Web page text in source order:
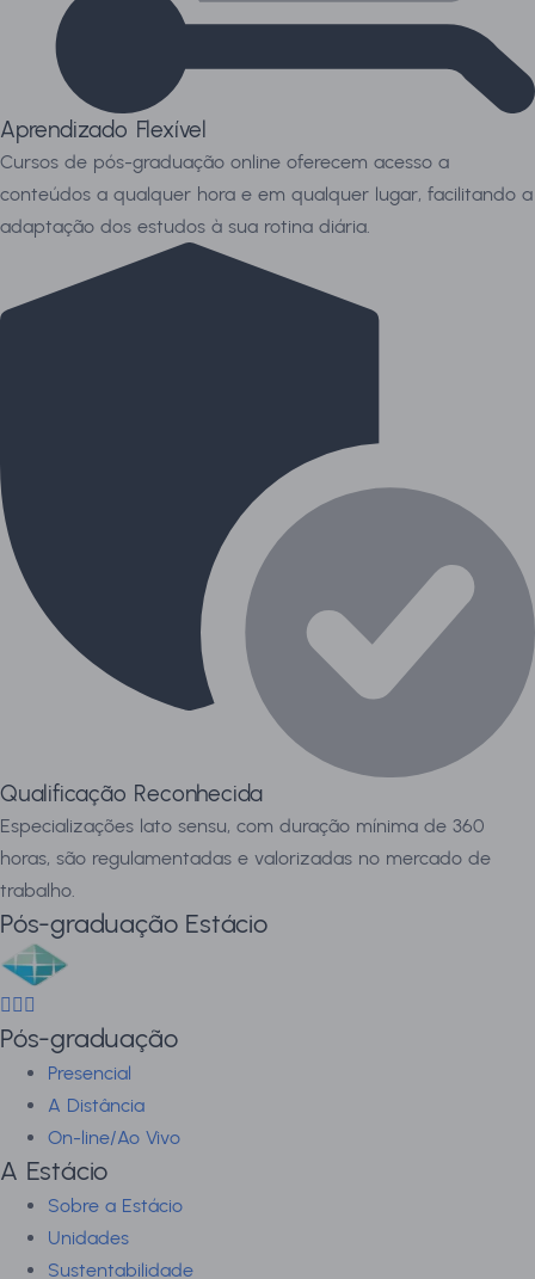
Aprendizado Flexível
Cursos de pós-graduação online oferecem acesso a
conteúdos a qualquer hora e em qualquer lugar, facilitando a
adaptação dos estudos à sua rotina diária.
Qualificação Reconhecida
Especializações lato sensu, com duração mínima de 360
horas, são regulamentadas e valorizadas no mercado de
trabalho.
Pós-graduação Estácio
Pós-graduação
Presencial
A Distância
On-line/Ao Vivo
A Estácio
Sobre a Estácio
Unidades
Sustentabilidade